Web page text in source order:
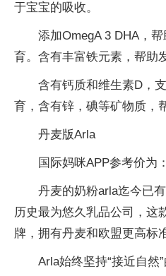
于宝宝的吸收。
添加OmegA 3 DHA，
育。含有丰富铁元素，帮助
含有钙质和维生素D，
育，含有锌，碘等矿物质，
丹麦版Arla
国际妈咪APP参考价为
丹麦的奶粉arla迄今已
历史最为悠久乳品公司，这
牌，拥有丹麦和欧盟更高标
Arla始终坚持“接近自然